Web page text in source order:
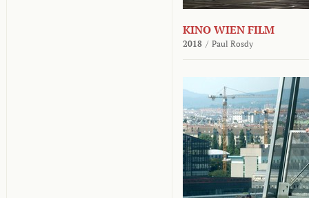
KINO WIEN FILM
2018 / Paul Rosdy